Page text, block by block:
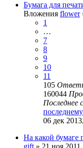
Бумага для
Вложения flower
1
…
7
8
9
10
11
105
160044
Последнее
06 дек
На какой бумаге